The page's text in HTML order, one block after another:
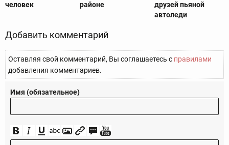
человек
районе
друзей пьяной
автоледи
Добавить комментарий
Оставляя свой комментарий, Вы соглашаетесь с правилами
добавления комментариев.
Имя (обязательное)